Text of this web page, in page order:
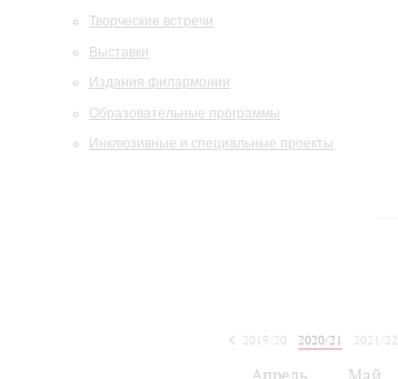
Творческие встречи
Выставки
Издания филармонии
Образовательные программы
Инклюзивные и специальные проекты
2019/20 2020/21 2021/22